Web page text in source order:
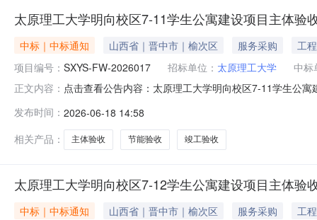
太原理工大学明向校区7-11学生公寓建设项目主体
中标｜中标通知 山西省｜晋中市｜榆次区 服务采购
工程
项目编号： SXYS-FW-2026017 招标单位： 太原理工大学
中标
正文内容： 点击查看公告内容：太原理工大学明向校区7-11学生公
发布时间： 2026-06-18 14:58
相关产品：
主体验收 节能验收 竣工验收
太原理工大学明向校区7-12学生公寓建设项目主体
中标｜中标通知 山西省｜晋中市｜榆次区 服务采购
工程